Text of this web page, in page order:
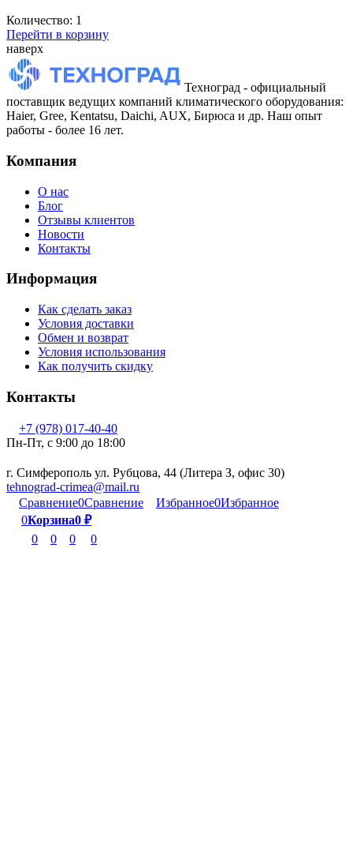
Количество: 1
Перейти в корзину
наверх
Техноград - официальный
поставщик ведущих компаний климатического оборудования:
Haier, Gree, Kentatsu, Daichi, AUX, Бирюса и др. Наш опыт
работы - более 16 лет.
Компания
О нас
Блог
Отзывы клиентов
Новости
Контакты
Информация
Как сделать заказ
Условия доставки
Обмен и возврат
Условия использования
Как получить скидку
Контакты
+7 (978) 017-40-40
Пн-Пт, c 9:00 до 18:00
г. Симферополь ул. Рубцова, 44 (Литера З, офис 30)
tehnograd-crimea@mail.ru
Сравнение0Сравнение Избранное0Избранное
0Корзина0 ₽
0
0 0 0